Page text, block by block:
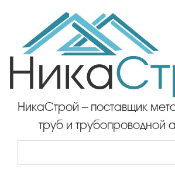
НикаСтрой – поставщик
труб и трубопроводной